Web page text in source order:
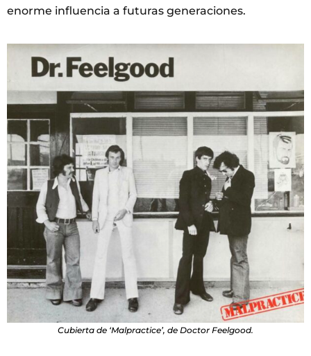
enorme influencia a futuras generaciones.
Cubierta de ‘Malpractice’, de Doctor Feelgood.